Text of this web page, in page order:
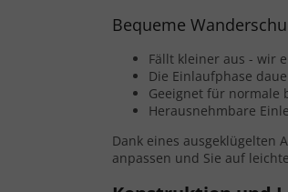
Bequeme
Fällt kleiner aus - wir
Die Einlaufphase
Geeignet für normale
Herausnehmbare
Dank eines ausgeklügelten
anpassen und Sie auf